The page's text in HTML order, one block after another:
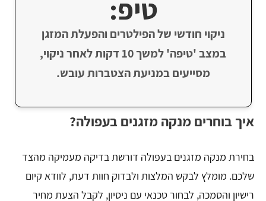
טיפ:
ניקוי חודשי של הפילטרים והפעלת המזגן
במצב 'טיפה' למשך 10 דקות לאחר ניקוי,
מסייעים במניעת הצטברות עובש.
איך בוחרים מנקה מזגנים בעפולה?
בחירת מנקה מזגנים בעפולה דורשת בדיקה מעמיקה מהצד
שלכם. מומלץ לבקש המלצות ולבדוק חוות דעת, לוודא קיום
רישיון והסמכה, לבחור טכנאי עם ניסיון, לקבל הצעת מחיר